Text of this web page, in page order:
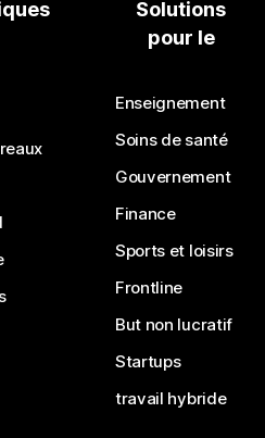
Solutions
pour le
Enseignement
Soins de santé
Gouvernement
Finance
Sports et loisirs
Frontline
But non lucratif
Startups
travail hybride